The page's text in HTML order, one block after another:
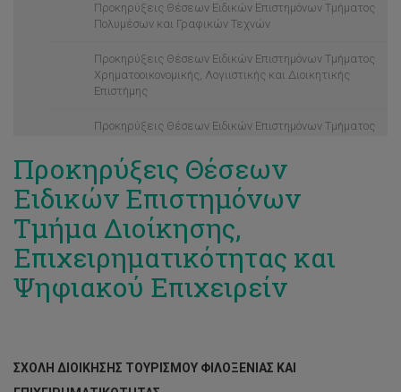
Προκηρύξεις Θέσεων Ειδικών Επιστημόνων Τμήματος
Πολυμέσων και Γραφικών Τεχνών
Προκηρύξεις Θέσεων Ειδικών Επιστημόνων Τμήματος
Χρηματοοικονομικής, Λογιιστικής και Διοικητικής
Επιστήμης
Προκηρύξεις Θέσεων Ειδικών Επιστημόνων Τμήματος
Πληροφορικής
Προκηρύξεις Θέσεων Ειδικών Επιστημόνων Τμήματος
Μηχανολόγων Μηχανικών Και Επιστήμης Και
Μηχανικής Υλικών
Προκηρύξεις Θέσεων Ειδικών Επιστημόνων Τμήματος
Πολιτικών Μηχανικών Και Μηχ. Γεωπληροφορικής
Προκηρύξεις Θέσεων Ειδικών Επιστημόνων Τμήματος
Προκηρύξεις Θέσεων
Ειδικών Επιστημόνων
Τμήμα Διοίκησης,
Επιχειρηματικότητας και
Ψηφιακού Επιχειρείν
ΣΧΟΛΗ ΔΙΟΙΚΗΣΗΣ ΤΟΥΡΙΣΜΟΥ ΦΙΛΟΞΕΝΙΑΣ ΚΑΙ